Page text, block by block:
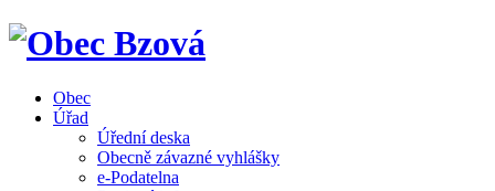
Obec
Úřad
Úřední deska
Obecně závazné vyhlášky
e-Podatelna